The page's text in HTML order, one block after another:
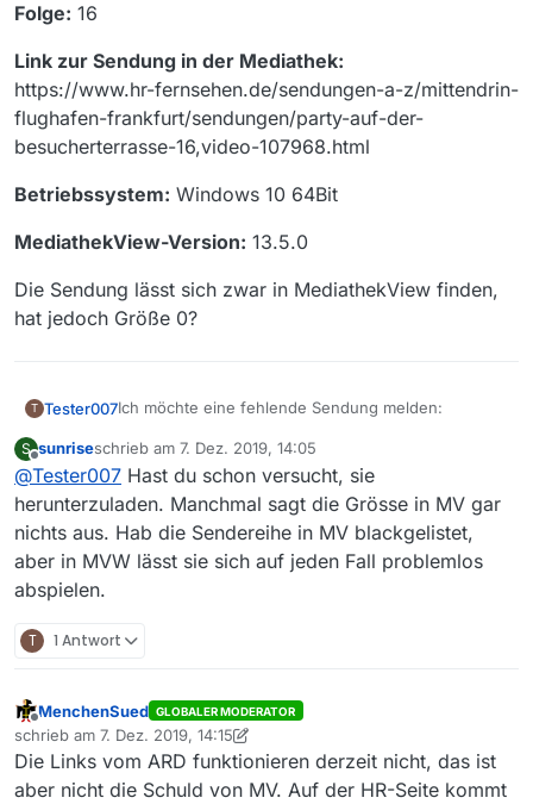
Folge: 16
Link zur Sendung in der Mediathek:
https://www.hr-fernsehen.de/sendungen-a-z/mittendrin-
flughafen-frankfurt/sendungen/party-auf-der-
besucherterrasse-16,video-107968.html
Betriebssystem: Windows 10 64Bit
MediathekView-Version: 13.5.0
Die Sendung lässt sich zwar in MediathekView finden,
hat jedoch Größe 0?
T Tester007Ich möchte eine fehlende Sendung melden:
Sender: HR bzw. ARD
Sendung:Mittendrin - Flughafen Frankfurt - Party
auf der Besucherterrasse
Folge:16
z/mittendrin-flughafen-frankfurt/sendungen/party-
Betriebssystem:
Die Sendung lässt sich zwar in MediathekView
finden, hat jedoch Größe 0?
S
Offline
sunriseschrieb am 7. Dez. 2019, 14:05
zuletzt editiert von
@Tester007 Hast du schon versucht, sie
herunterzuladen. Manchmal sagt die Grösse in MV gar
nichts aus. Hab die Sendereihe in MV blackgelistet,
aber in MVW lässt sie sich auf jeden Fall problemlos
abspielen.
T 1 Antwort
Offline
MenchenSued GLOBALER MODERATOR
schrieb am 7. Dez. 2019, 14:15
zuletzt editiert von MenchenSued
Die Links vom ARD funktionieren derzeit nicht, das ist
aber nicht die Schuld von MV. Auf der HR-Seite kommt